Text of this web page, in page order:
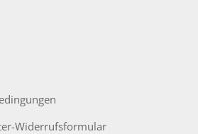
Widerrufsformular